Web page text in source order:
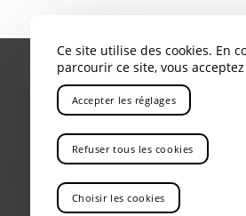
VOUS RECHERCHEZ UN
PROPOSE LE ENTREPÔT DE
CHARGES LOURDES VERS
Ce site utilise des cookies. En
parcourir ce site, vous
Accepter les réglages
Refuser tous les cookies
Choisir les cookies